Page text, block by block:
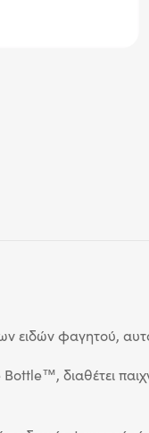
ειδών φαγητού,
διαθέτει